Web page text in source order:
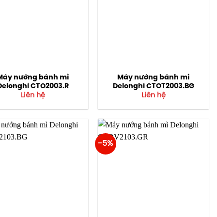
nướng bánh mì
CTO2003.R
Liên hệ
Máy nướng bánh mì
Delonghi CTOT2003.BG
Liên hệ
-5%